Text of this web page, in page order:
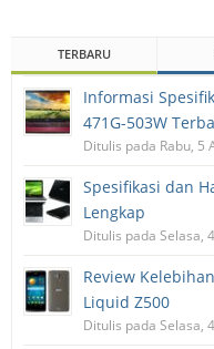
TERBARU
Informasi
471G-503W
Ditulis pada Rabu, 5
Spesifikasi dan
Lengkap
Ditulis pada Selasa,
Review
Liquid Z500
Ditulis pada Selasa,